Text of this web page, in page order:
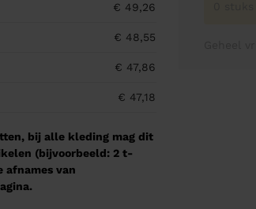
€ 49,26
€ 48,55
€ 47,86
€ 47,18
bij alle kleding mag dit
(bijvoorbeeld: 2 t-
afnames van